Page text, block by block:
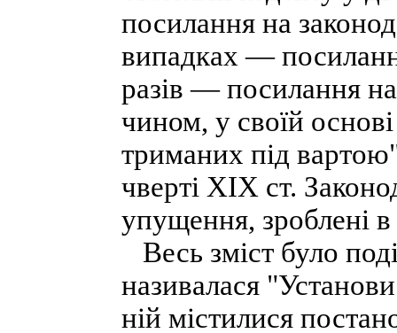
посилання на
випадках —
разів — посилання
чином, у своїй основі
триманих під
чверті XIX ст.
упущення, зроблені
Весь зміст було
називалася
ній містилися